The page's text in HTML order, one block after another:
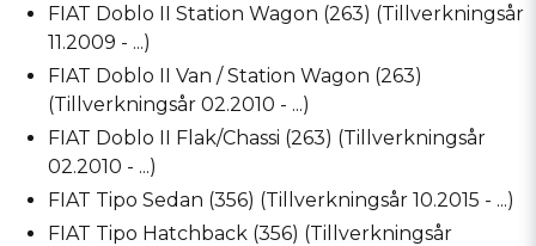
FIAT Doblo II Station Wagon (263) (Tillverkningsår
11.2009 - ...)
FIAT Doblo II Van / Station Wagon (263)
(Tillverkningsår 02.2010 - ...)
FIAT Doblo II Flak/Chassi (263) (Tillverkningsår
02.2010 - ...)
FIAT Tipo Sedan (356) (Tillverkningsår 10.2015 - ...)
FIAT Tipo Hatchback (356) (Tillverkningsår